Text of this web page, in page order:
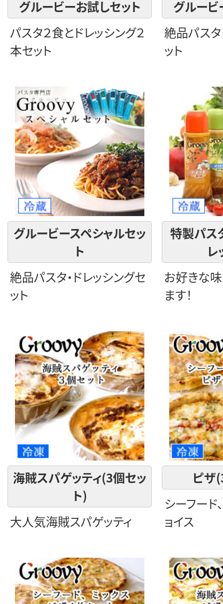
グルービーお試しセット
パスタ２食とドレッシング２
本セット
グルービ
絶品パスタ
ット
グルービースペシャルセッ
ト
絶品パスタ・ドレッシングセ
ット
特製パス
レ
お好きな
ます！
海賊スパゲッティ(3個セッ
ト)
大人気海賊スパゲッティ
ピザ
シーフード
ョイス